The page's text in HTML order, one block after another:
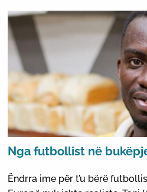
Nga futbollist në
Ëndrra ime për t’u bërë